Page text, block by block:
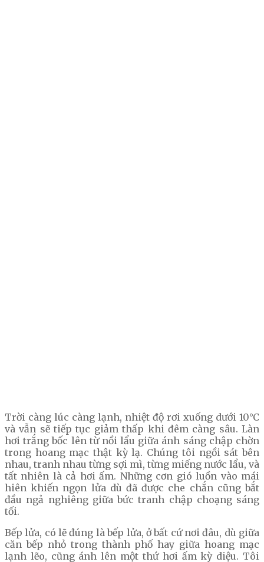
Trời càng lúc càng lạnh, nhiệt độ rơi xuống dưới 10°C
và vẫn sẽ tiếp tục giảm thấp khi đêm càng sâu. Làn
hơi trắng bốc lên từ nồi lẩu giữa ánh sáng chập chờn
trong hoang mạc thật kỳ lạ. Chúng tôi ngồi sát bên
nhau, tranh nhau từng sợi mì, từng miếng nước lẩu, và
tất nhiên là cả hơi ấm. Những cơn gió luồn vào mái
hiên khiến ngọn lửa dù đã được che chắn cũng bắt
đầu ngả nghiêng giữa bức tranh chập choạng sáng
tối.
Bếp lửa, có lẽ đúng là bếp lửa, ở bất cứ nơi đâu, dù giữa
căn bếp nhỏ trong thành phố hay giữa hoang mạc
lạnh lẽo, cũng ánh lên một thứ hơi ấm kỳ diệu. Tôi